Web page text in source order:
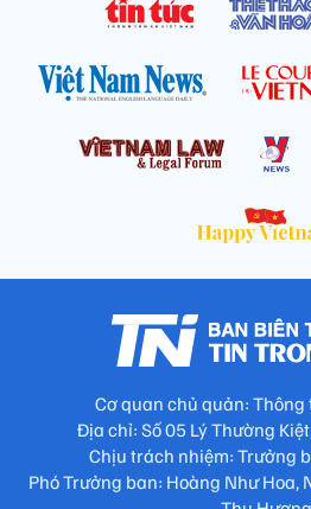
Cơ quan chủ quản: Thông
Địa chỉ: Số 05 Lý Thường
Chịu trách nhiệm: Trưởng
Phó Trưởng ban: Hoàng Như Hoa,